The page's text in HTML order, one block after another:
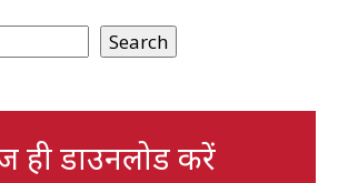
Search
डाउनलोड करें